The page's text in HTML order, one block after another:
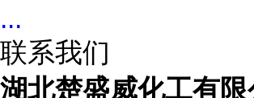
...
联系我们
湖北楚盛威化工有限